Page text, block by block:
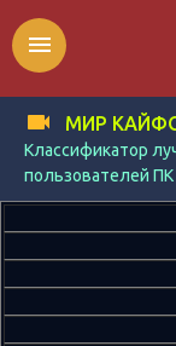
МИР
Классификатор
пользователей
menu